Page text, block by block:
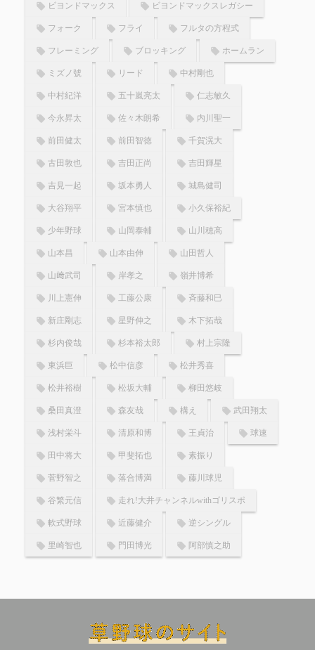
ビヨンドマックス ビヨンドマックスレガシー
フォーク フライ フルタの方程式
フレーミング ブロッキング ホームラン
ミズノ號 リード 中村剛也
中村紀洋 五十嵐亮太 仁志敏久
今永昇太 佐々木朗希 内川聖一
前田健太 前田智徳 千賀滉大
古田敦也 吉田正尚 吉田輝星
吉見一起 坂本勇人 城島健司
大谷翔平 宮本慎也 小久保裕紀
少年野球 山岡泰輔 山川穂高
山本昌 山本由伸 山田哲人
山﨑武司 岸孝之 嶺井博希
川上憲伸 工藤公康 斉藤和巳
新庄剛志 星野伸之 木下拓哉
杉内俊哉 杉本裕太郎 村上宗隆
東浜巨 松中信彦 松井秀喜
松井裕樹 松坂大輔 柳田悠岐
桑田真澄 森友哉 構え 武田翔太
浅村栄斗 清原和博 王貞治 球速
田中将大 甲斐拓也 素振り
菅野智之 落合博満 藤川球児
谷繁元信 走れ!大井チャンネルwithゴリスポ
軟式野球 近藤健介 逆シングル
里崎智也 門田博光 阿部慎之助